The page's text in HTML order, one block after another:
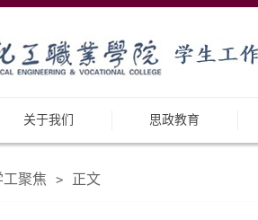
关于我们 思政教育
工聚焦 > 正文